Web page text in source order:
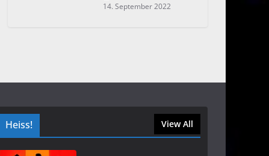
14. September 2022
Heiss! View All